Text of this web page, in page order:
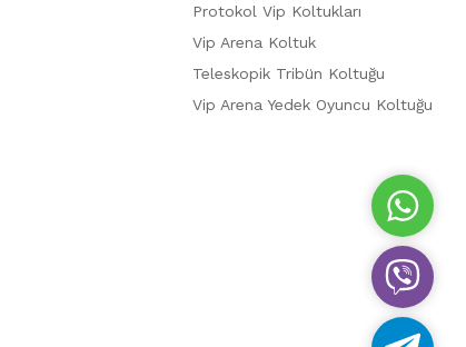
Protokol Vip Koltukları
Vip Arena Koltuk
Teleskopik Tribün Koltuğu
Vip Arena Yedek Oyuncu Koltuğu
W
h
a
t
s
A
V
i
b
e
T